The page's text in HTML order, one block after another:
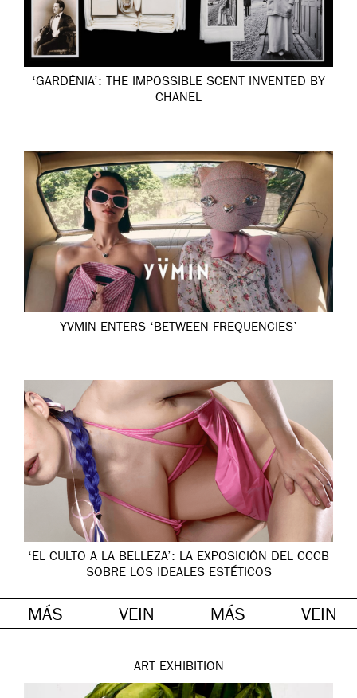
‘GARDÉNIA’: THE IMPOSSIBLE SCENT INVENTED BY
CHANEL
YVMIN ENTERS ‘BETWEEN FREQUENCIES’
‘EL CULTO A LA BELLEZA’: LA EXPOSICIÓN DEL CCCB
SOBRE LOS IDEALES ESTÉTICOS
MÁS VEIN MÁS VEIN
ART EXHIBITION